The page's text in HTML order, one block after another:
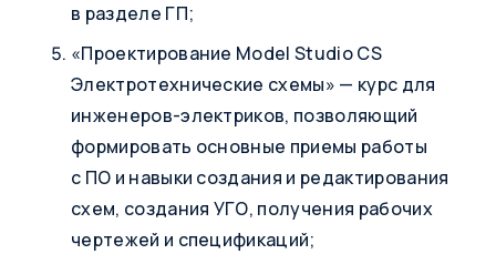
в разделе ГП;
«Проектирование Model Studio CS
Электротехнические схемы» — курс для
инженеров-электриков, позволяющий
формировать основные приемы работы
с ПО и навыки создания и редактирования
схем, создания УГО, получения рабочих
чертежей и спецификаций;